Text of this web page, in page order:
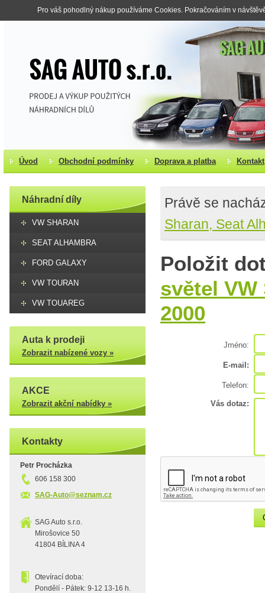
Pro váš pohodlný nákup používáme Cookies. Pokračováním v
Úvod Obchodní podmínky Doprava a platba Kontakt
Náhradní díly
VW SHARAN
SEAT ALHAMBRA
FORD GALAXY
VW TOURAN
VW TOUAREG
Auta k prodeji
Zobrazit nabízené vozy »
AKCE
Zobrazit akční nabídky »
Kontakty
Petr Procházka
606 158 300
SAG-Auto@seznam.cz
SAG Auto s.r.o.
Mirošovice 50
41804 BÍLINA 4
Otevírací doba:
Pondělí - Pátek: 9-12 13-16 h.
Právě se
Sharan, Seat
Položit
světel VW
2000
Jméno:
E-mail:
Telefon:
Vás dotaz: